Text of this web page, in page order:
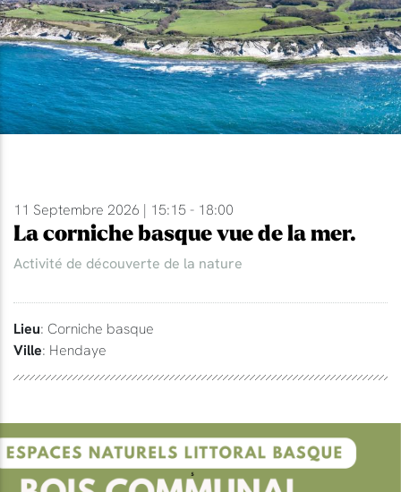
11 Septembre 2026 | 15:15 - 18:00
La corniche basque vue de la mer.
Activité de découverte de la nature
Lieu: Corniche basque
Ville: Hendaye